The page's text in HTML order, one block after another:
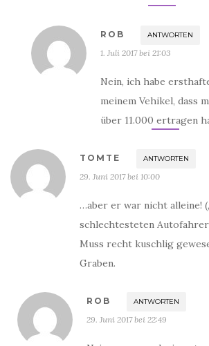
ROB ANTWORTEN
1. Juli 2017 bei 21:03
Nein, ich habe
meinem Vehikel, dass
über 11.000 ertragen
TOMTE ANTWORTEN
29. Juni 2017 bei 10:00
…aber er war nicht alleine!
schlechtesteten
Muss recht kuschlig
Graben.
ROB ANTWORTEN
29. Juni 2017 bei 22:49